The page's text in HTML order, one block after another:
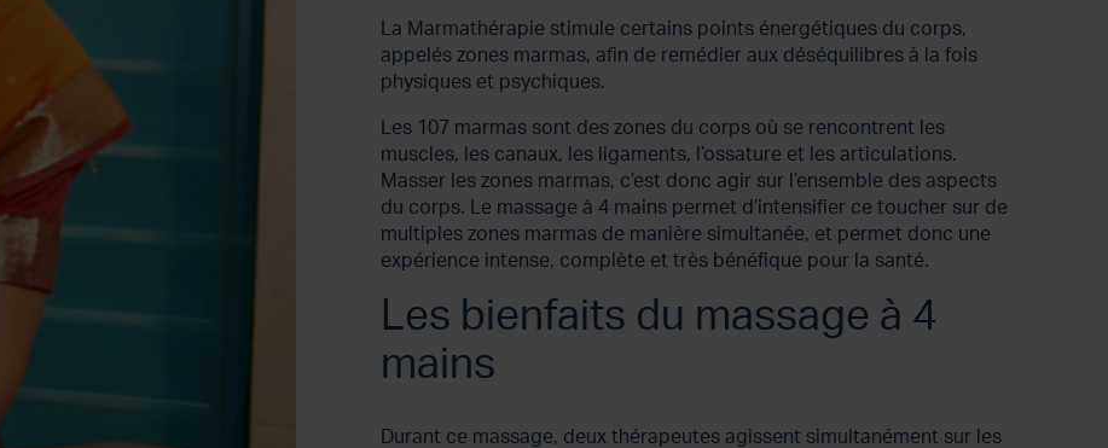
La Marmathérapie stimule certains points énergétiques du corps,
appelés zones marmas, afin de remédier aux déséquilibres à la fois
physiques et psychiques.
Les 107 marmas sont des zones du corps où se rencontrent les
muscles, les canaux, les ligaments, l’ossature et les articulations.
Masser les zones marmas, c’est donc agir sur l’ensemble des aspects
du corps. Le massage à 4 mains permet d’intensifier ce toucher sur de
multiples zones marmas de manière simultanée, et permet donc une
expérience intense, complète et très bénéfique pour la santé.
Les bienfaits du massage à 4
mains
Durant ce massage, deux thérapeutes agissent simultanément sur les